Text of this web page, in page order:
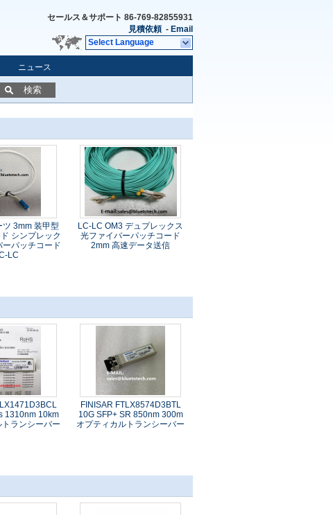
セールス＆サポート 86-769-82855931
見積依頼 - Email
Select Language
ニュース
検索
3mm 装甲型
シンプレック
ーパッチコード
LC
LC-LC OM3 デュプレックス
光ファイバーパッチコード
2mm 高速データ送信
1310nm 10km
ランシーバー
FINISAR FTLX8574D3BTL
10G SFP+ SR 850nm 300m
オプティカルトランシーバー